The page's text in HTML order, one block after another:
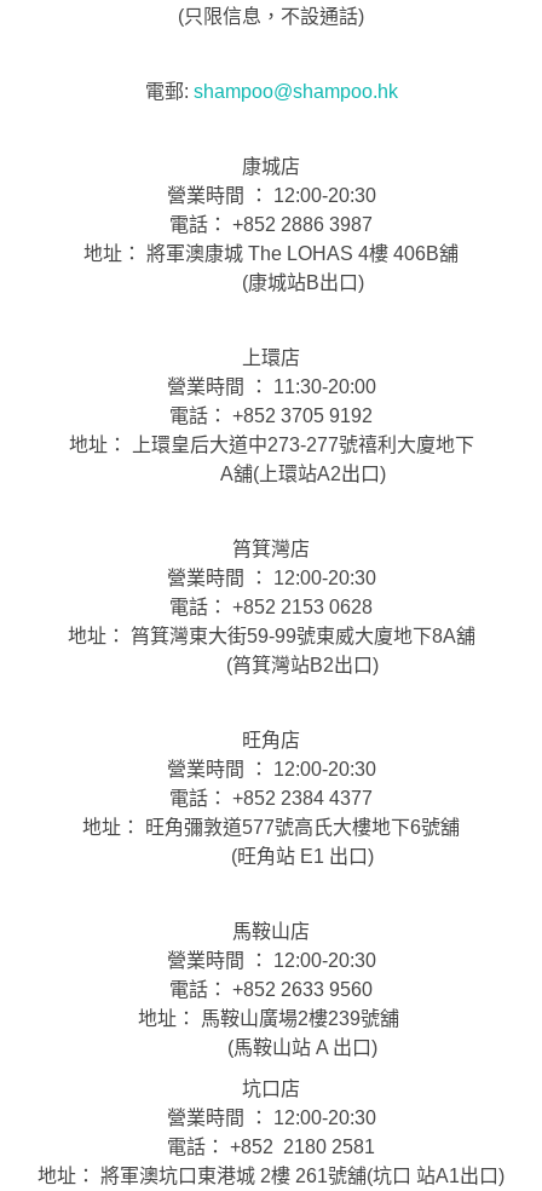
(只限信息，不設通話)
電郵: shampoo@shampoo.hk
康城店
營業時間 ： 12:00-20:30
電話： +852 2886 3987
地址： 將軍澳康城 The LOHAS 4樓 406B舖
(康城站B出口)
上環店
營業時間 ： 11:30-20:00
電話： +852 3705 9192
地址： 上環皇后大道中273-277號禧利大廈地下
A舖(上環站A2出口)
筲箕灣店
營業時間 ： 12:00-20:30
電話： +852 2153 0628
地址： 筲箕灣東大街59-99號東威大廈地下8A舖
(筲箕灣站B2出口)
旺角店
營業時間 ： 12:00-20:30
電話： +852 2384 4377
地址： 旺角彌敦道577號高氏大樓地下6號舖
(旺角站 E1 出口)
馬鞍山店
營業時間 ： 12:00-20:30
電話： +852 2633 9560
地址： 馬鞍山廣場2樓239號舖
(馬鞍山站 A 出口)
坑口店
營業時間 ： 12:00-20:30
電話： +852 2180 2581
地址： 將軍澳坑口東港城 2樓 261號舖(坑口 站A1出口)